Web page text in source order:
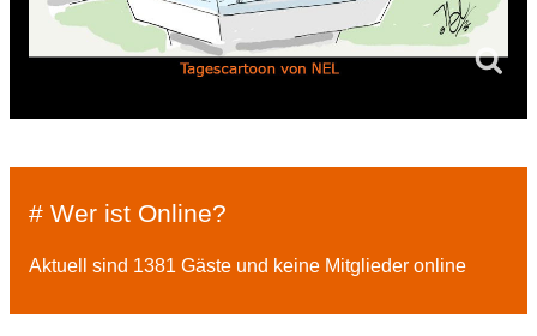
# Wer ist Online?
Aktuell sind 1381 Gäste und keine Mitglieder online